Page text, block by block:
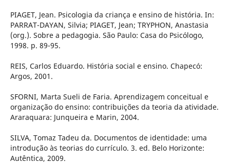
PIAGET, Jean. Psicologia da criança e ensino de história. In:
PARRAT-DAYAN, Silvia; PIAGET, Jean; TRYPHON, Anastasia
(org.). Sobre a pedagogia. São Paulo: Casa do Psicólogo,
1998. p. 89-95.
REIS, Carlos Eduardo. História social e ensino. Chapecó:
Argos, 2001.
SFORNI, Marta Sueli de Faria. Aprendizagem conceitual e
organização do ensino: contribuições da teoria da atividade.
Araraquara: Junqueira e Marin, 2004.
SILVA, Tomaz Tadeu da. Documentos de identidade: uma
introdução às teorias do currículo. 3. ed. Belo Horizonte:
Autêntica, 2009.